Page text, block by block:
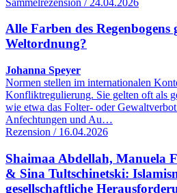
Alle Farben des Regenbogens
Weltordnung?
Johanna Speyer
Normen stellen im internationalen
Konfliktregulierung. Sie gelten oft als
wie etwa das Folter- oder
Anfechtungen und Au…
Rezension / 16.04.2026
Shaimaa Abdellah, Manuela
& Sina Tultschinetski:
gesellschaftliche